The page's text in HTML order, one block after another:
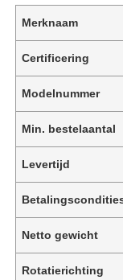
Merknaam
Certificering
Modelnummer
Min. bestelaantal
Levertijd
Netto gewicht
Rotatierichting